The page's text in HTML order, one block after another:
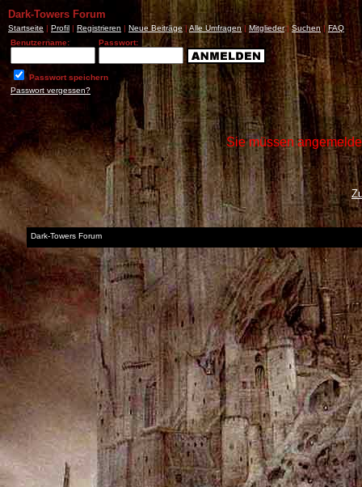
Dark-Towers Forum
Startseite | Profil | Registrieren | Neue Beiträge |Alle Umfragen | Mitglieder|Suchen| FAQ
Benutzername:
Passwort:
Passwort speichern
Passwort vergessen?
Sie müssen
Dark-Towers Forum